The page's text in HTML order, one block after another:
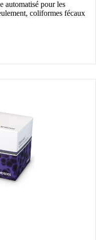
automatisé pour les
coliformes fécaux